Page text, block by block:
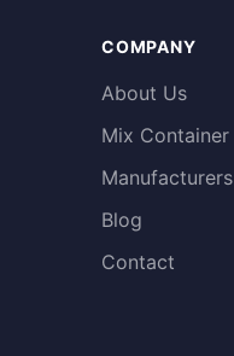
COMPANY
About Us
Mix
Manufacturers
Blog
Contact